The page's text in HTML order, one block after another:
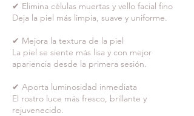
✔ Elimina células muertas y vello facial fino
Deja la piel más limpia, suave y uniforme.
✔ Mejora la textura de la piel
La piel se siente más lisa y con mejor
apariencia desde la primera sesión.
✔ Aporta luminosidad inmediata
El rostro luce más fresco, brillante y
rejuvenecido.